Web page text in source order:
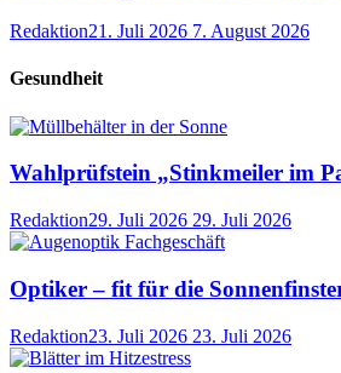
Redaktion21. Juli 2026 7. August 2026
Gesundheit
Wahlprüfstein „Stinkmeiler im
Redaktion29. Juli 2026 29. Juli 2026
Optiker – fit für die
Redaktion23. Juli 2026 23. Juli 2026